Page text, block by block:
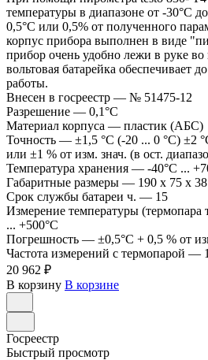
температуры в диапазоне от -30°С
0,5°С или 0,5% от полученного
корпус прибора выполнен в виде
прибор очень удобно лежи в руке
вольтовая батарейка обеспечивает
работы.
Внесен в госреестр — № 51475-12
Разрешение — 0,1°C
Материал корпуса — пластик (АБС)
Точность — ±1,5 °C (-20 ... 0 °C) ±2
или ±1 % от изм. знач. (в ост.
Температура хранения — -40°C ...
Габаритные размеры — 190 x 75 x
Срок службы батареи ч. — 15
Измерение температуры
... +500°C
Погрешность — ±0,5°C + 0,5 % от
Частота измерений с термопарой —
20 962 ₽
В корзину В корзине
Госреестр
Быстрый просмотр